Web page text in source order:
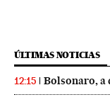
ÚLTIMAS NOTICIAS
12:15 Bolsonaro, a